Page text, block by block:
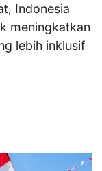
Indonesia
meningkatkan
lebih inklusif